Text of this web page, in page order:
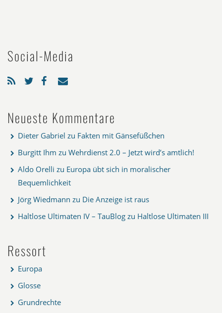
Social-Media
Neueste Kommentare
Dieter Gabriel zu Fakten mit Gänsefüßchen
Burgitt Ihm zu Wehrdienst 2.0 – Jetzt wird’s amtlich!
Aldo Orelli zu Europa übt sich in moralischer
Bequemlichkeit
Jörg Wiedmann zu Die Anzeige ist raus
Haltlose Ultimaten IV – TauBlog zu Haltlose Ultimaten III
Ressort
Europa
Glosse
Grundrechte